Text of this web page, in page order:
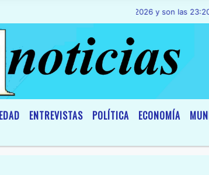
Viernes 7 de Agosto de 2026 y son las 23:20 - ** La
ENTREVISTAS POLÍTICA ECONOMÍA